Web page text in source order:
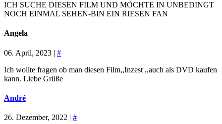
ICH SUCHE DIESEN FILM UND MÖCHTE IN UNBEDINGT
NOCH EINMAL SEHEN-BIN EIN RIESEN FAN
Angela
06. April, 2023 | #
Ich wollte fragen ob man diesen Film,,Inzest ,,auch als DVD kaufen
kann. Liebe Grüße
André
26. Dezember, 2022 | #